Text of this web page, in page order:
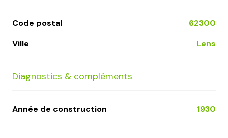
Code postal
62300
Ville
Lens
Diagnostics & compléments
Année de construction 1930